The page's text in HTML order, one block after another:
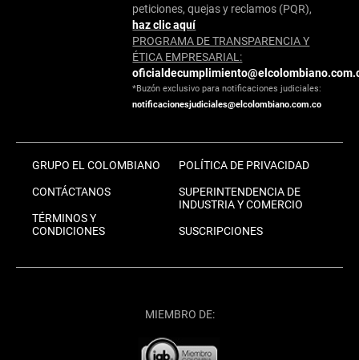
peticiones, quejas y reclamos (PQR),
haz clic aquí
PROGRAMA DE TRANSPARENCIA Y
ÉTICA EMPRESARIAL:
*Buzón exclusivo para notificaciones judiciales:
notificacionesjudiciales@elcolombiano.com.co
GRUPO EL COLOMBIANO
CONTÁCTANOS
TÉRMINOS Y
CONDICIONES
POLÍTICA DE PRIVACIDAD
SUPERINTENDENCIA DE
INDUSTRIA Y COMERCIO
SUSCRIPCIONES
MIEMBRO DE: